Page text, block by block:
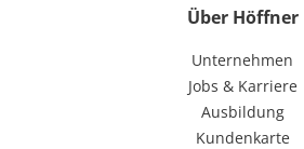
Über Höffner
Unternehmen
Jobs & Karriere
Ausbildung
Kundenkarte